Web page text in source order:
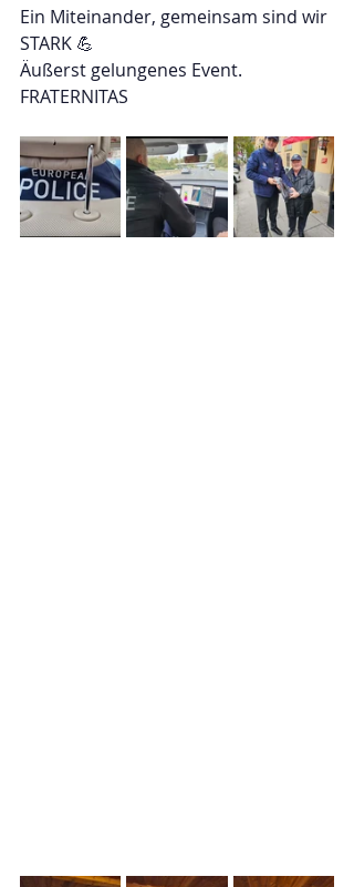
Ein Miteinander, gemeinsam sind wir
STARK 💪
Äußerst gelungenes Event.
FRATERNITAS